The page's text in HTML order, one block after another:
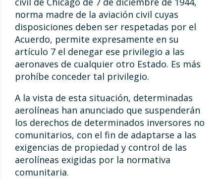
norma madre de la aviación civil cuyas
disposiciones deben ser respetadas por el
Acuerdo, permite expresamente en su
artículo 7 el denegar ese privilegio a las
aeronaves de cualquier otro Estado. Es más
prohíbe conceder tal privilegio.
A la vista de esta situación, determinadas
aerolíneas han anunciado que suspenderán
los derechos de determinados inversores no
comunitarios, con el fin de adaptarse a las
exigencias de propiedad y control de las
aerolíneas exigidas por la normativa
comunitaria.